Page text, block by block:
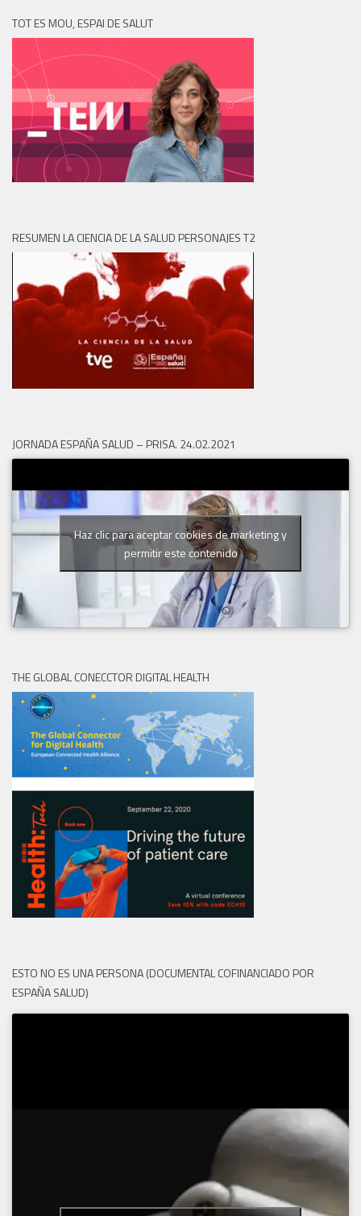
TOT ES MOU, ESPAI DE SALUT
RESUMEN LA CIENCIA DE LA SALUD PERSONAJES T2
JORNADA ESPAÑA SALUD – PRISA. 24.02.2021
Haz clic para aceptar cookies de marketing y
permitir este contenido
THE GLOBAL CONECCTOR DIGITAL HEALTH
ESTO NO ES UNA PERSONA (DOCUMENTAL COFINANCIADO POR
ESPAÑA SALUD)